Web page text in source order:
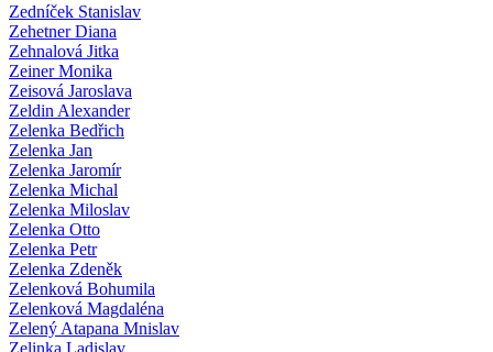
Zedníček Stanislav
Zehetner Diana
Zehnalová Jitka
Zeiner Monika
Zeisová Jaroslava
Zeldin Alexander
Zelenka Bedřich
Zelenka Jan
Zelenka Jaromír
Zelenka Michal
Zelenka Miloslav
Zelenka Otto
Zelenka Petr
Zelenka Zdeněk
Zelenková Bohumila
Zelenková Magdaléna
Zelený Atapana Mnislav
Zelinka Ladislav